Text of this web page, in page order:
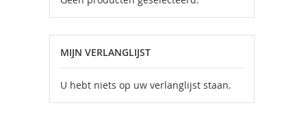
MIJN VERLANGLIJST
U hebt niets op uw verlanglijst staan.